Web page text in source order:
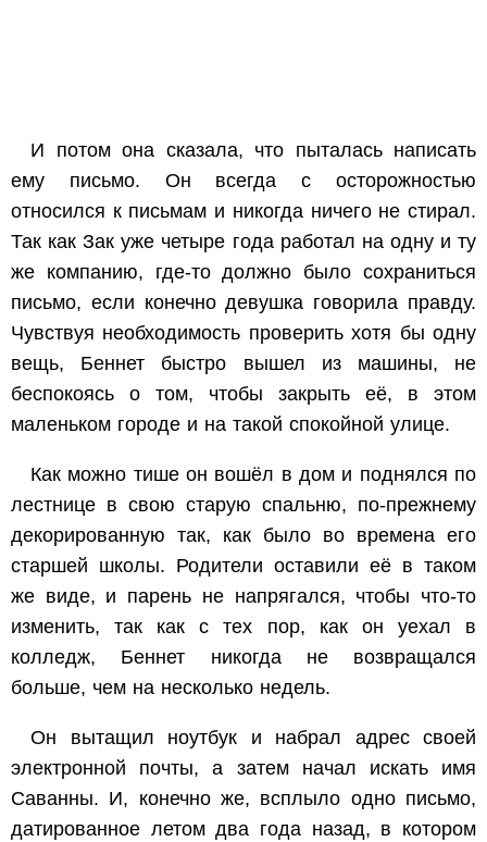
И потом она сказала, что пыталась написать
ему письмо. Он всегда с осторожностью
относился к письмам и никогда ничего не стирал.
Так как Зак уже четыре года работал на одну и ту
же компанию, где-то должно было сохраниться
письмо, если конечно девушка говорила правду.
Чувствуя необходимость проверить хотя бы одну
вещь, Беннет быстро вышел из машины, не
беспокоясь о том, чтобы закрыть её, в этом
маленьком городе и на такой спокойной улице.
Как можно тише он вошёл в дом и поднялся по
лестнице в свою старую спальню, по-прежнему
декорированную так, как было во времена его
старшей школы. Родители оставили её в таком
же виде, и парень не напрягался, чтобы что-то
изменить, так как с тех пор, как он уехал в
колледж, Беннет никогда не возвращался
больше, чем на несколько недель.
Он вытащил ноутбук и набрал адрес своей
электронной почты, а затем начал искать имя
Саванны. И, конечно же, всплыло одно письмо,
датированное летом два года назад, в котором